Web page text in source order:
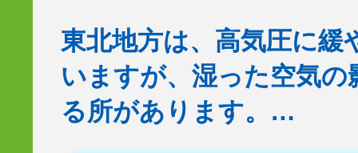
東北地方は、高気圧に緩
いますが、湿った空気の
る所があります。…